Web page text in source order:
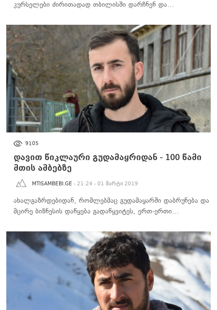
კურსელები ძირითადად თბილისში დარჩნენ და…
9105
დავით წიკლაური გუდამაყრიდან - 100 წამი
მთის ამბებზე
MTISAMBEBI.GE - 21:24 - 01 მარტი 2019
ახალგაზრდებიდან, რომლებმაც გუდამაყარში დაბრუნება და
მცირე ბიზნესის დაწყება გადაწყვიტეს, ერთ-ერთი…